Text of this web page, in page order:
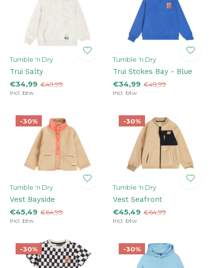
Tumble 'n Dry
Trui Salty
€34,99 €49,99
Incl. btw
Tumble 'n Dry
Trui Stokes Bay - Blue
€34,99 €49,99
Incl. btw
-30%
Tumble 'n Dry
Vest Bayside
€45,49 €64,99
Incl. btw
-30%
Tumble 'n Dry
Vest Seafront
€45,49 €64,99
Incl. btw
-30% -30%